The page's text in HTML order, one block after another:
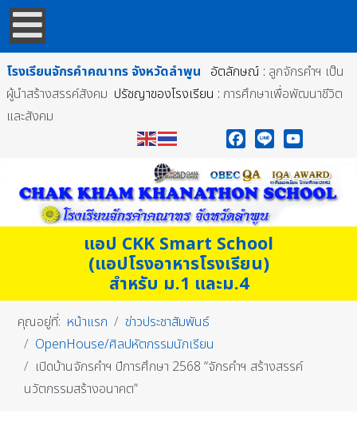
โรงเรียนจักรคำคณาทร จังหวัดลำพูน อัตลักษณ์ : ลูกจักรคำฯ เป็น
ผู้นำสร้างสรรค์สังคม ปรัชญาของโรงเรียน : การศึกษาเพื่อพัฒนาชีวิต
และสังคม
แอป CKK Smart School
(แอปโรงอาหารโรงเรียน)
สำหรับ ม.1 และม.4
คุณอยู่ที่: หน้าแรก
ข่าวประชาสัมพันธ์
OpenHouse/ศิลปหัตกรรมนักเรียน
เปิดบ้านจักรคำฯ ปีการศึกษา 2568 “จักรคำฯ สร้างสรรค์
นวัตกรรมสร้างอนาคต”